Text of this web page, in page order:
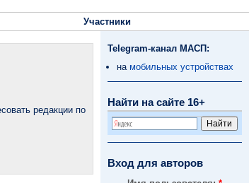
Участники
редакции по
Telegram-канал МАСП:
на мобильных устройствах
Найти на сайте 16+
Вход для авторов